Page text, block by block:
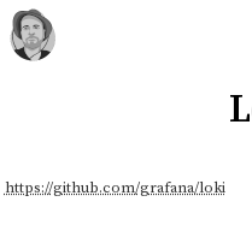
https://github.com/grafana/loki